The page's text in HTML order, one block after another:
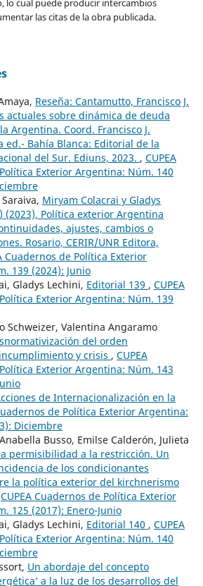
lo cual puede producir intercambios
las citas de la obra publicada.
Reseña: Cantamutto, Francisco J.
actuales sobre dinámica de deuda
Argentina. Coord. Francisco J.
ed.- Bahía Blanca: Editorial de la
del Sur. Ediuns, 2023. , CUPEA
Exterior Argentina: Núm. 140
Miryam Colacrai y Gladys
(2023), Política exterior Argentina
ajustes, cambios o
Rosario, CERIR/UNR Editora,
Cuadernos de Política Exterior
139 (2024): Junio
Gladys Lechini, Editorial 139 , CUPEA
Exterior Argentina: Núm. 139
Schweizer, Valentina Angaramo
del orden
y crisis , CUPEA
Exterior Argentina: Núm. 143
de Internacionalización en la
de Política Exterior Argentina:
Diciembre
Busso, Emilse Calderón, Julieta
permisibilidad a la restricción. Un
de los condicionantes
la política exterior del kirchnerismo
CUPEA Cuadernos de Política Exterior
125 (2017): Enero-Junio
Gladys Lechini, Editorial 140 , CUPEA
Exterior Argentina: Núm. 140
Un abordaje del concepto
a la luz de los desarrollos del